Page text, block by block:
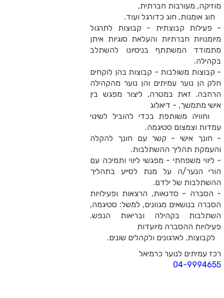
חברתית,
חוג כדורגל ועוד.
קבוצתית - קבוצות לתרגול
חברתיות והעלאת סוגיות איתן
בניסיונו להשתלב
- קבוצות בהן לוקחים
עמיתים והן נוער מהקהילה
במטרה, ליצור מפגש בין
- דיאלוג
בכדי להוביל לשינוי
סטיגמה.
- קשר עם חונך להקלה
ההשתלבות.
- מפגשי ליווי ותמיכה עם
ה על מנת לסייע בתהליך
של ילדם.
הרצאות ופעילויות
מגוונים, למשל: סטיגמה,
בקהילה ובריאות הנפש.
מיועדות
ולקהלים שונים.
לנוער כרמיאל
04-